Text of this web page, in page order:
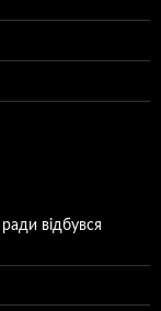
ради відбувся